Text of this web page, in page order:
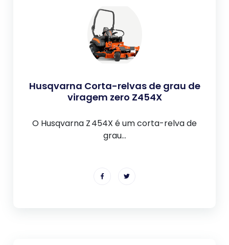
Husqvarna Corta-relvas de grau de
viragem zero Z454X
O Husqvarna Z 454X é um corta-relva de
grau...